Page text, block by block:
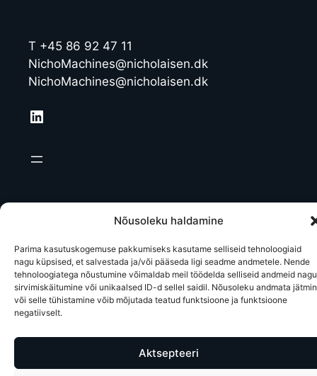
Nõusoleku haldamine
Parima kasutuskogemuse pakkumiseks kasutame selliseid tehnoloogiaid
nagu küpsised, et salvestada ja/või pääseda ligi seadme andmetele. Nende
tehnoloogiatega nõustumine võimaldab meil töödelda selliseid andmeid nagu
sirvimiskäitumine või unikaalsed ID-d sellel saidil. Nõusoleku andmata
või selle tühistamine võib mõjutada teatud funktsioone ja funktsioone
negatiivselt.
Aktsepteeri
T +45 86 92 47 11
NichoMachines@nicholaisen.dk
NichoMachines@nicholaisen.dk
LinkedIn